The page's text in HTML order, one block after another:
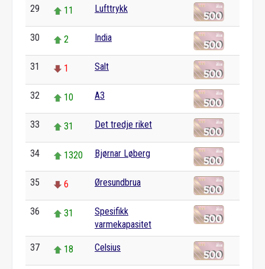
29 11 Lufttrykk
30 2 India
31 1 Salt
32 10 A3
33 31 Det tredje riket
34 1320 Bjørnar Løberg
35 6 Øresundbrua
36 31
Spesifikk
varmekapasitet
37 18 Celsius